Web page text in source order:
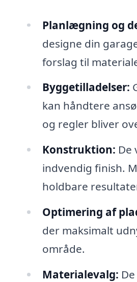
Planlægning og
designe din
forslag til
Byggetilladelser:
kan håndtere
og regler bliver
Konstruktion: De
indvendig finish.
holdbare
Optimering af
der maksimalt
område.
Materialevalg: